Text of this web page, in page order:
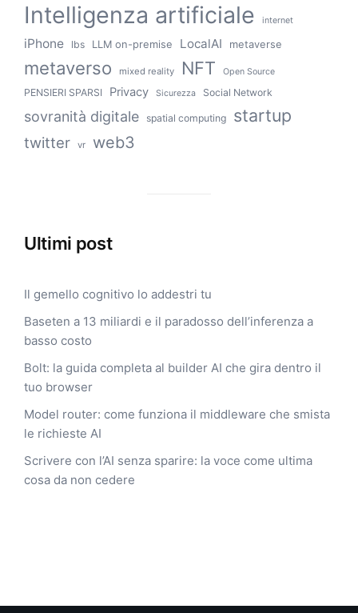
Intelligenza artificiale internet
iPhone lbs LLM on-premise LocalAI metaverse
metaverso mixed reality NFT Open Source
PENSIERI SPARSI Privacy Sicurezza Social Network
sovranità digitale spatial computing startup
twitter vr web3
Ultimi post
Il gemello cognitivo lo addestri tu
Baseten a 13 miliardi e il paradosso dell’inferenza a
basso costo
Bolt: la guida completa al builder AI che gira dentro il
tuo browser
Model router: come funziona il middleware che smista
le richieste AI
Scrivere con l’AI senza sparire: la voce come ultima
cosa da non cedere